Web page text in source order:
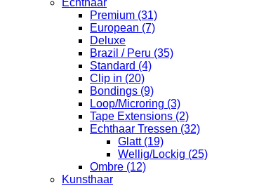
Premium (31)
European (7)
Deluxe
Brazil / Peru (35)
Standard (4)
Clip in (20)
Bondings (9)
Loop/Microring (3)
Tape Extensions (2)
Echthaar Tressen (32)
Glatt (19)
Wellig/Lockig (25)
Ombre (12)
Kunsthaar